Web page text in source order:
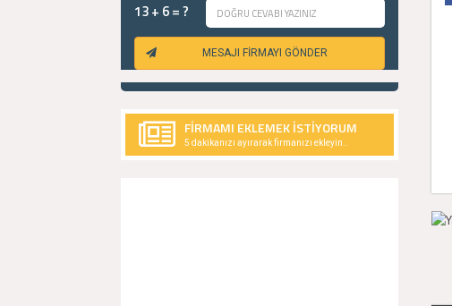
13 + 6 = ?
MESAJI FİRMAYI GÖNDER
FİRMAMI EKLEMEK İSTİYORUM
5 dakikanızı ayırarak firmanızı ekleyin..